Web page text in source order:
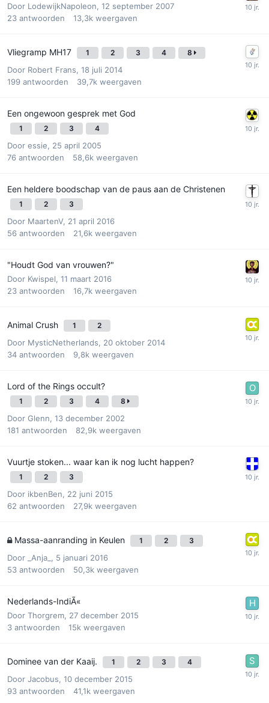
Door LodewijkNapoleon, 12 september 2007
23 antwoorden 13,3k weergaven
Vliegramp MH17 1 2 3 4 8
Door Robert Frans, 18 juli 2014
199 antwoorden 39,7k weergaven
Een ongewoon gesprek met God
1 2 3 4
Door essie, 25 april 2005
76 antwoorden 58,6k weergaven
Een heldere boodschap van de paus aan de Christenen
1 2 3
Door MaartenV, 21 april 2016
56 antwoorden 21,6k weergaven
"Houdt God van vrouwen?"
Door Kwispel, 11 maart 2016
23 antwoorden 16,7k weergaven
Animal Crush 1 2
Door MysticNetherlands, 20 oktober 2014
34 antwoorden 9,8k weergaven
Lord of the Rings occult?
1 2 3 4 8
Door Glenn, 13 december 2002
181 antwoorden 82,9k weergaven
Vuurtje stoken... waar kan ik nog lucht happen?
1 2 3
Door ikbenBen, 22 juni 2015
62 antwoorden 27,9k weergaven
Massa-aanranding in Keulen 1 2 3
Door _Anja_ , 5 januari 2016
53 antwoorden 50,3k weergaven
Nederlands-IndiÃ«
Door Thorgrem, 27 december 2015
3 antwoorden 15k weergaven
Dominee van der Kaaij. 1 2 3 4
Door Jacobus, 10 december 2015
93 antwoorden 41,1k weergaven